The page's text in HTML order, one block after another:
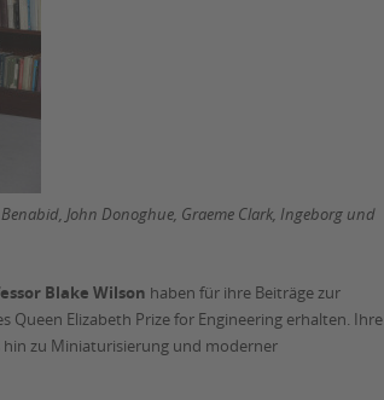
John Donoghue, Graeme Clark, Ingeborg und
Blake Wilson haben für ihre Beiträge zur
Elizabeth Prize for Engineering erhalten. Ihre
zu Miniaturisierung und moderner